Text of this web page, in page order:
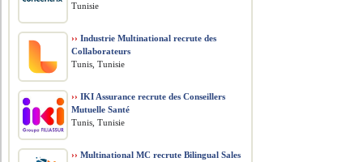
Tunisie
›› Industrie Multinational recrute des
Collaborateurs
Tunis, Tunisie
›› IKI Assurance recrute des Conseillers
Mutuelle Santé
Tunis, Tunisie
›› Multinational MC recrute Bilingual Sales